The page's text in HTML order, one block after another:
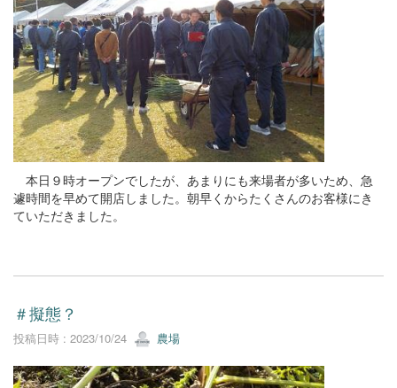
本日９時オープンでしたが、あまりにも来場者が多いため、急
遽時間を早めて開店しました。朝早くからたくさんのお客様にき
ていただきました。
＃擬態？
投稿日時 : 2023/10/24 農場